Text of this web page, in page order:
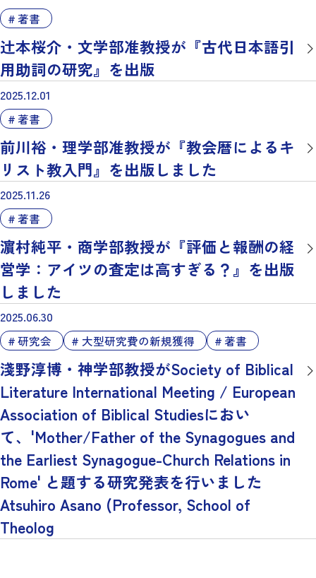
著書
辻本桜介・文学部准教授が『古代日本語引
用助詞の研究』を出版
2025.12.01
著書
前川裕・理学部准教授が『教会暦によるキ
リスト教入門』を出版しました
2025.11.26
著書
濵村純平・商学部教授が『評価と報酬の経
営学：アイツの査定は高すぎる？』を出版
しました
2025.06.30
研究会 大型研究費の新規獲得 著書
淺野淳博・神学部教授がSociety of Biblical
Literature International Meeting / European
Association of Biblical Studiesにおい
て、'Mother/Father of the Synagogues and
the Earliest Synagogue-Church Relations in
Rome' と題する研究発表を行いました
Atsuhiro Asano (Professor, School of
Theolog